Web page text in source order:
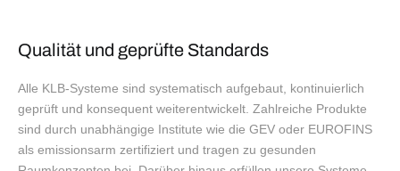
Qualität und geprüfte Standards
Alle KLB-Systeme sind systematisch aufgebaut, kontinuierlich
geprüft und konsequent weiterentwickelt. Zahlreiche Produkte
sind durch unabhängige Institute wie die GEV oder EUROFINS
als emissionsarm zertifiziert und tragen zu gesunden